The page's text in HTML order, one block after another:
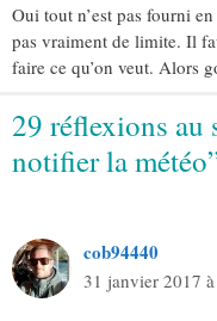
Oui tout n’est pas fourni
pas vraiment de limite. Il
faire ce qu’on veut. Alors
29 réflexions au
notifier la
cob94440
31 janvier 2017